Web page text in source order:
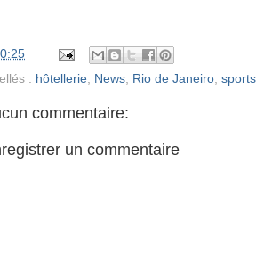
: hôtellerie News Rio de Janeiro sports
commentaire:
un commentaire